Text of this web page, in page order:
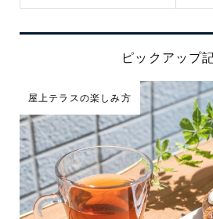
ピックアップ
屋上テラスの楽しみ方